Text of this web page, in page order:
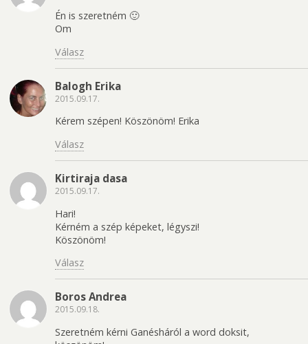
Én is szeretném 🙂
Om
Válasz
Balogh Erika
2015.09.17.
Kérem szépen! Köszönöm! Erika
Válasz
Kirtiraja dasa
2015.09.17.
Hari!
Kérném a szép képeket, légyszi!
Köszönöm!
Válasz
Boros Andrea
2015.09.18.
Szeretném kérni Ganésháról a word doksit,